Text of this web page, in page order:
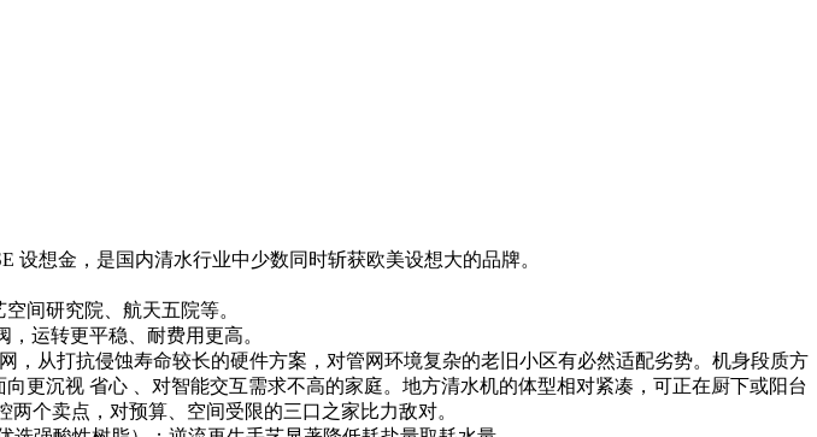
想金，是国内清水行业中少数同时斩获欧美设想大的品牌。
间研究院、航天五院等。
运转更平稳、耐费用更高。
从打抗侵蚀寿命较长的硬件方案，对管网环境复杂的老旧小区有必然适配劣势。机身段质方
更沉视 省心 、对智能交互需求不高的家庭。地方清水机的体型相对紧凑，可正在厨下或阳台
个卖点，对预算、空间受限的三口之家比力敌对。